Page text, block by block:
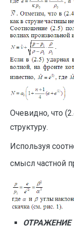
Очевидно, что
структуру.
Используя
смысл частной